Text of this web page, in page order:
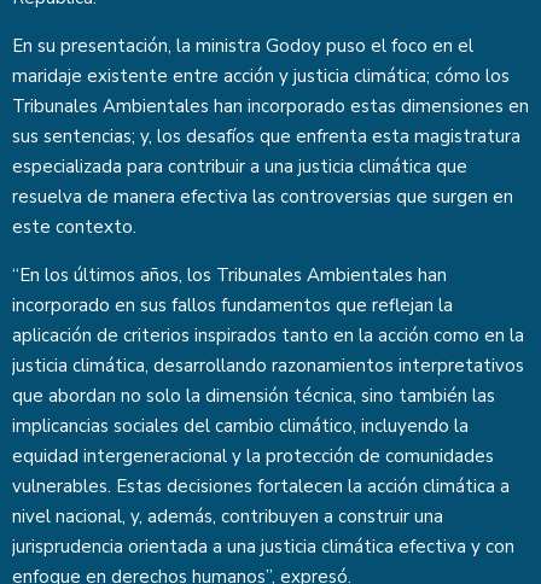
En su presentación, la ministra Godoy puso el foco en el
maridaje existente entre acción y justicia climática; cómo los
Tribunales Ambientales han incorporado estas dimensiones en
sus sentencias; y, los desafíos que enfrenta esta magistratura
especializada para contribuir a una justicia climática que
resuelva de manera efectiva las controversias que surgen en
este contexto.
“En los últimos años, los Tribunales Ambientales han
incorporado en sus fallos fundamentos que reflejan la
aplicación de criterios inspirados tanto en la acción como en la
justicia climática, desarrollando razonamientos interpretativos
que abordan no solo la dimensión técnica, sino también las
implicancias sociales del cambio climático, incluyendo la
equidad intergeneracional y la protección de comunidades
vulnerables. Estas decisiones fortalecen la acción climática a
nivel nacional, y, además, contribuyen a construir una
jurisprudencia orientada a una justicia climática efectiva y con
enfoque en derechos humanos”, expresó.